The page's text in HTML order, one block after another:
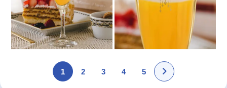
1 2 3 4 5